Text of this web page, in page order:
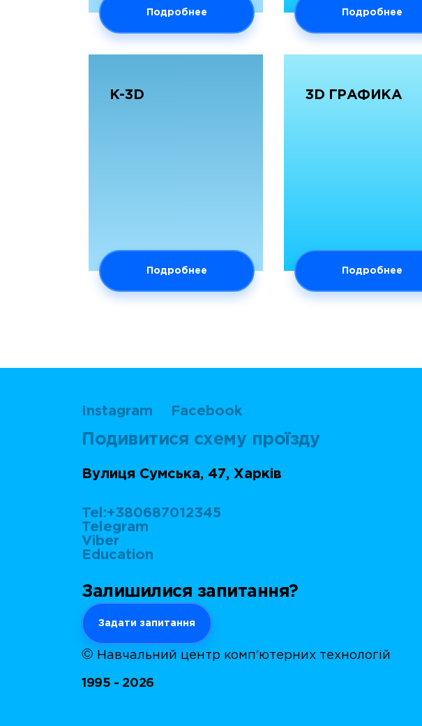
Подробнее Подробнее
K-3D
Подробнее
3D ГРАФИКА
Подробнее
Instagram Facebook
Подивитися схему проїзду
Вулиця Сумська, 47, Харків
Tel:+380687012345
Telegram
Viber
Education
Залишилися запитання?
Задати запитання
© Навчальний центр комп'ютерних технологій
1995 - 2026